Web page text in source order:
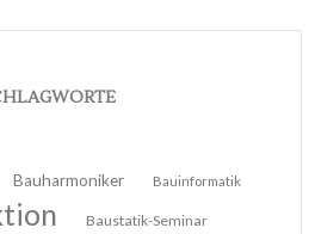
Bauharmoniker Bauinformatik
Baustatik-Seminar